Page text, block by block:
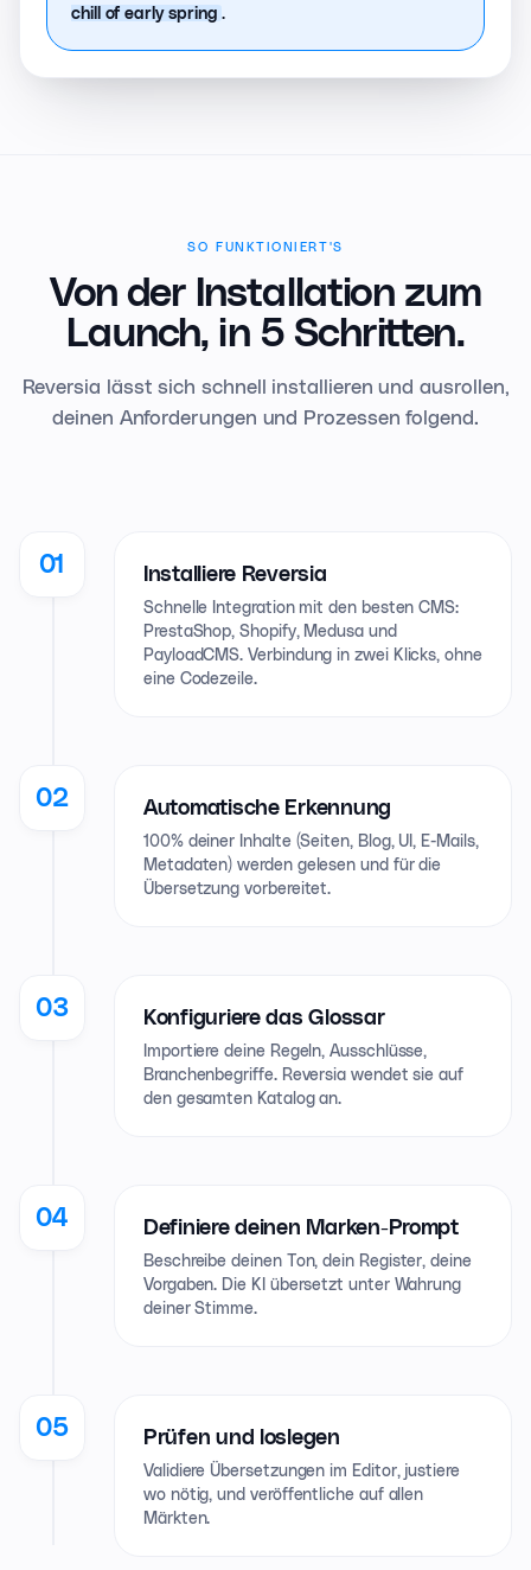
chill of early spring .
SO FUNKTIONIERT'S
Von der Installation zum
Launch, in 5 Schritten.
Reversia lässt sich schnell installieren und ausrollen,
deinen Anforderungen und Prozessen folgend.
01 Installiere Reversia
Schnelle Integration mit den besten CMS:
PrestaShop, Shopify, Medusa und
PayloadCMS. Verbindung in zwei Klicks, ohne
eine Codezeile.
02 Automatische Erkennung
100% deiner Inhalte (Seiten, Blog, UI, E-Mails,
Metadaten) werden gelesen und für die
Übersetzung vorbereitet.
03 Konfiguriere das Glossar
Importiere deine Regeln, Ausschlüsse,
Branchenbegriffe. Reversia wendet sie auf
den gesamten Katalog an.
04 Definiere deinen Marken-Prompt
Beschreibe deinen Ton, dein Register, deine
Vorgaben. Die KI übersetzt unter Wahrung
deiner Stimme.
05 Prüfen und loslegen
Validiere Übersetzungen im Editor, justiere
wo nötig, und veröffentliche auf allen
Märkten.